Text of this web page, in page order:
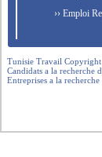
›› Emploi
Tunisie Travail
Candidats a la recherche
Entreprises a la